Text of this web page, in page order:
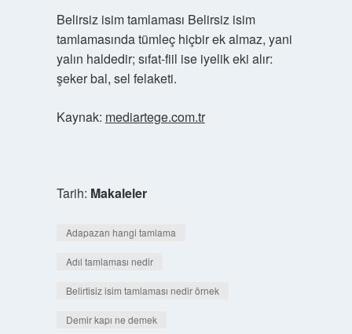
Belirsiz isim tamlaması Belirsiz isim
tamlamasında tümleç hiçbir ek almaz, yani
yalın haldedir; sıfat-fiil ise iyelik eki alır:
şeker bal, sel felaketi.
Kaynak: mediartege.com.tr
Tarih: Makaleler
Adapazarı hangi tamlama
Adıl tamlaması nedir
Belirtisiz isim tamlaması nedir örnek
Demir kapı ne demek